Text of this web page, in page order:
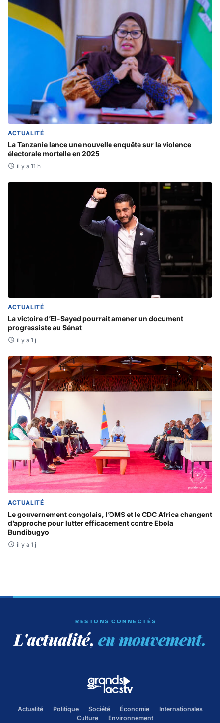
ACTUALITÉ
La Tanzanie lance une nouvelle enquête sur la violence
électorale mortelle en 2025
il y a 11 h
ACTUALITÉ
La victoire d’El-Sayed pourrait amener un document
progressiste au Sénat
il y a 1 j
ACTUALITÉ
Le gouvernement congolais, l’OMS et le CDC Africa changent
d’approche pour lutter efficacement contre Ebola
Bundibugyo
il y a 1 j
RESTONS CONNECTÉS
L'actualité, en mouvement.
Actualité Politique Société Économie
Internationales
Culture
Environnement